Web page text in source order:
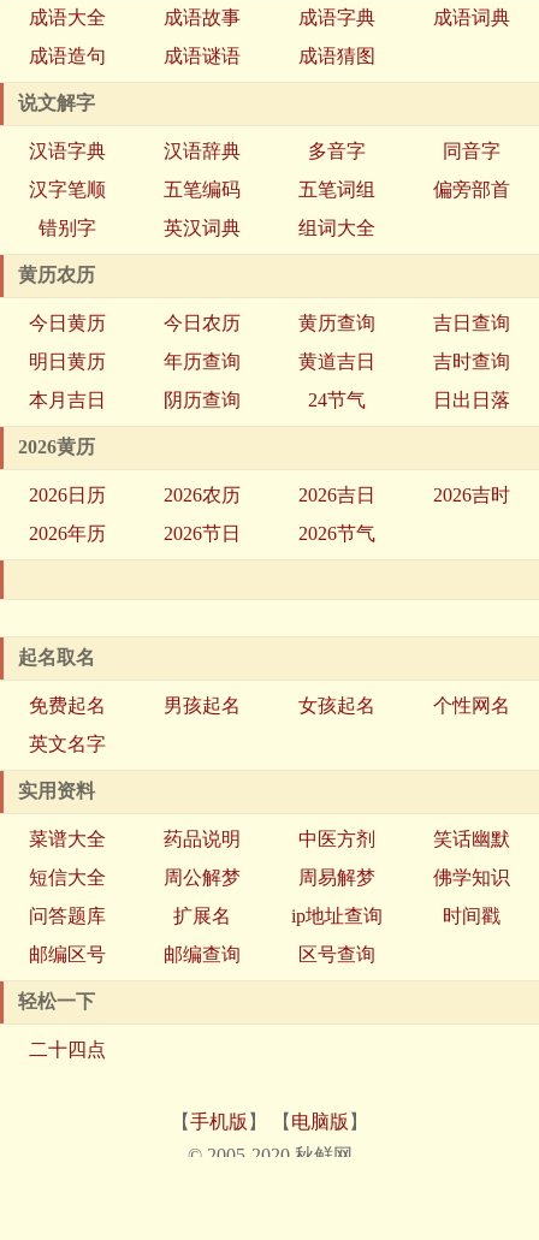
成语大全 成语故事 成语字典
成语词典
成语造句
成语谜语 成语猜图
说文解字
汉语字典 汉语辞典 多音字
同音字
汉字笔顺
五笔编码 五笔词组
偏旁部首
错别字
英汉词典 组词大全
黄历农历
今日黄历 今日农历 黄历查询
吉日查询
明日黄历
年历查询 黄道吉日
吉时查询
本月吉日
阴历查询 24节气 日出日落
2026黄历
2026日历 2026农历 2026吉日
2026吉时
2026年历
2026节日 2026节气
起名取名
免费起名 男孩起名 女孩起名
个性网名
英文名字
实用资料
菜谱大全 药品说明 中医方剂
笑话幽默
短信大全
周公解梦 周易解梦
佛学知识
问答题库
扩展名 ip地址查询
时间戳
邮编区号
邮编查询 区号查询
轻松一下
二十四点
【手机版 】 【 电脑版 】
© 2005-2020 秋鲜网